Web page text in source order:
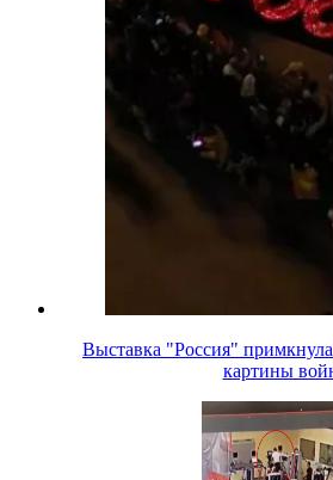
Выставка "Россия"
картины